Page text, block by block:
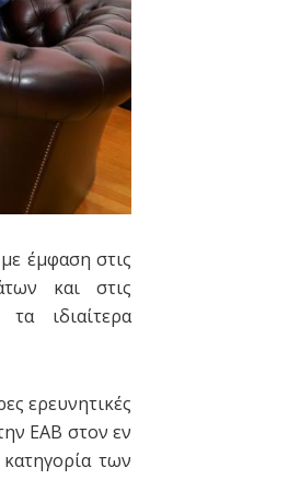
έμφαση στις
και στις
ιδιαίτερα
ερευνητικές
ΕΑΒ στον εν
των